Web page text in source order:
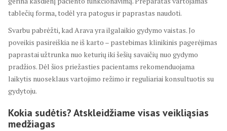
tablečių forma, todėl yra patogus ir paprastas naudoti.
Svarbu pabrėžti, kad Arava yra ilgalaikio gydymo vaistas. Jo
poveikis pasireiškia ne iš karto – pastebimas klinikinis pagerėjimas
paprastai užtrunka nuo keturių iki šešių savaičių nuo gydymo
pradžios. Dėl šios priežasties pacientams rekomenduojama
laikytis nuoseklaus vartojimo režimo ir reguliariai konsultuotis su
gydytoju.
Kokia sudėtis? Atskleidžiame visas veikliąsias
medžiagas